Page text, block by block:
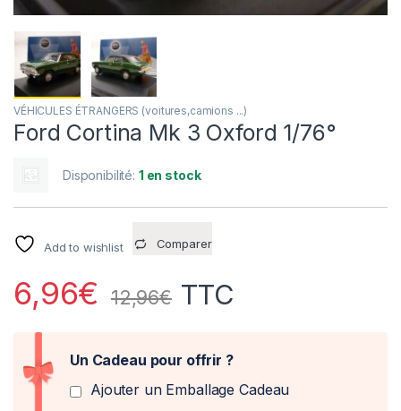
VÉHICULES ÉTRANGERS (voitures,camions ...)
Ford Cortina Mk 3 Oxford 1/76°
Disponibilité: 1 en stock
Add to wishlist Comparer
6,96€ 12,96€ TTC
Un Cadeau pour offrir ?
Ajouter un Emballage Cadeau